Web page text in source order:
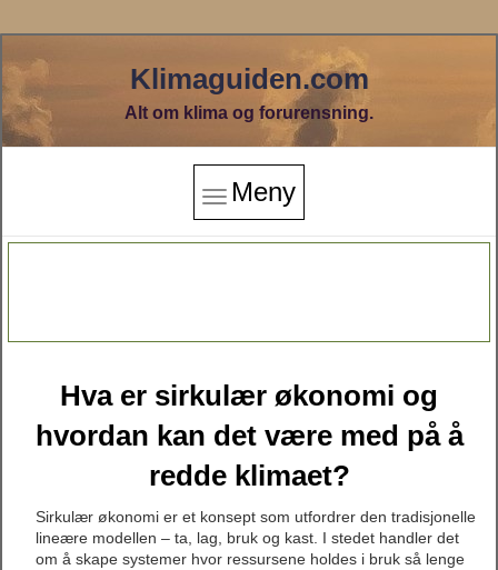
Klimaguiden.com
Alt om klima og forurensning.
Meny
Hva er sirkulær økonomi og
hvordan kan det være med på å
redde klimaet?
Sirkulær økonomi er et konsept som utfordrer den tradisjonelle
lineære modellen – ta, lag, bruk og kast. I stedet handler det
om å skape systemer hvor ressursene holdes i bruk så lenge